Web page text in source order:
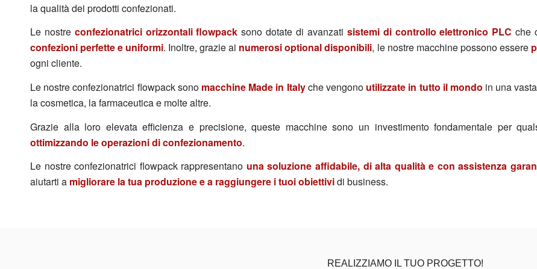
la qualità dei prodotti confezionati.
Le nostre confezionatrici orizzontali flowpack sono dotate di avanzati sistemi di controllo elettronico PLC che
confezioni perfette e uniformi. Inoltre, grazie ai numerosi optional disponibili, le nostre macchine possono essere
ogni cliente.
Le nostre confezionatrici flowpack sono macchine Made in Italyche vengono utilizzate in tutto il mondo in una
la cosmetica, la farmaceutica e molte altre.
Grazie alla loro elevata efficienza e precisione, queste macchine sono un investimento fondamentale per
ottimizzando le operazioni di confezionamento.
Le nostre confezionatrici flowpack rappresentano una soluzione affidabile, di alta qualità e con assistenza
aiutarti a migliorare la tua produzione e a raggiungere i tuoi obiettividi business.
REALIZZIAMO IL TUO PROGETTO!